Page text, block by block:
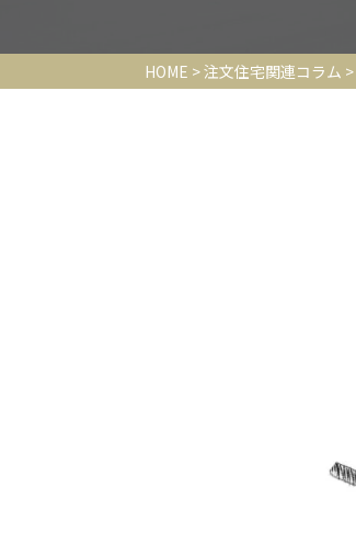
HOME >注文住宅関連コラム >